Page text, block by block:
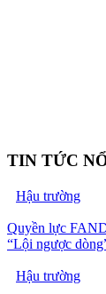
TIN TỨC
Hậu trường
Quyền lực
“Lội ngược
Hậu trường